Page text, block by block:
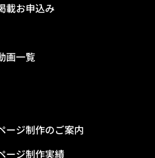
載お申込み
画一覧
ージ制作のご案内
ージ制作実績